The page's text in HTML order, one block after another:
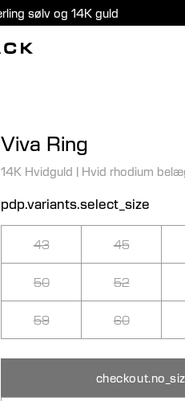
sølv og 14K guld
Viva Ring
14K Hvidguld | Hvid rhodium
pdp.variants.select_size
43 45
50 52
59 60